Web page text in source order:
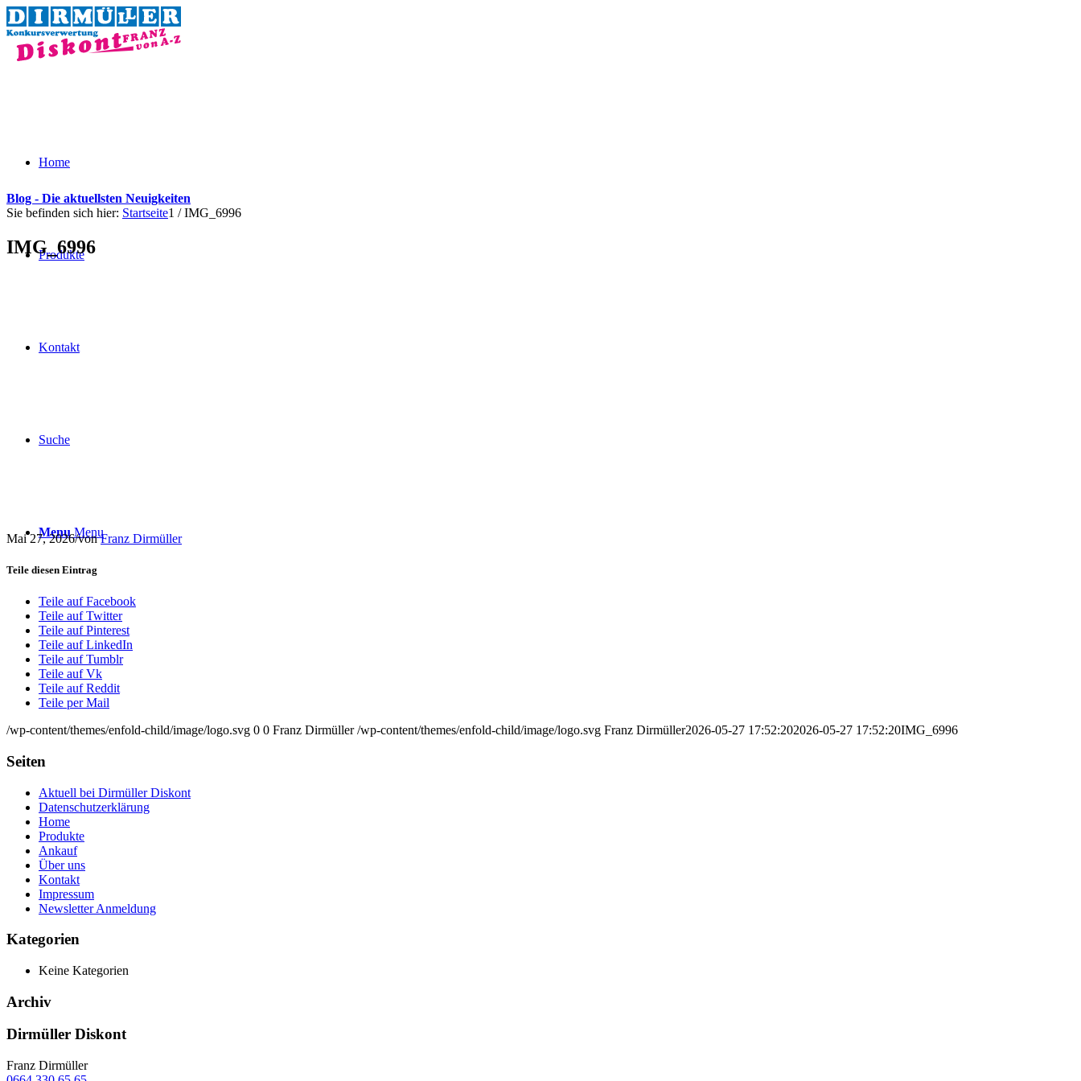
Home
Produkte
Kontakt
Suche
Menu Menu
Blog - Die aktuellsten Neuigkeiten
Sie befinden sich hier: Startseite1 / IMG_6996
IMG_6996
Mai 27, 2026/vonFranz Dirmüller
Teile diesen Eintrag
Teile auf Facebook
Teile auf Twitter
Teile auf Pinterest
Teile auf LinkedIn
Teile auf Tumblr
Teile auf Vk
Teile auf Reddit
Teile per Mail
/wp-content/themes/enfold-child/image/logo.svg 0 0 Franz Dirmüller /wp-content/themes/enfold-child/image/logo.svg Franz Dirmüller2026-05-27 17:52:202026-05-27 17:52:20IMG_6996
Seiten
Aktuell bei Dirmüller Diskont
Datenschutzerklärung
Home
Produkte
Ankauf
Über uns
Kontakt
Impressum
Newsletter Anmeldung
Kategorien
Keine Kategorien
Archiv
Dirmüller Diskont
Franz Dirmüller